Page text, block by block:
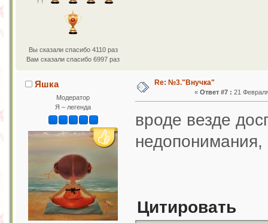
Вы сказали спасибо 4110 раз
Вам сказали спасибо 6997 раз
Яшка
Модератор
Я – легенда
Re: №3."Внучка"
« Ответ #7 : 21
вроде везде
недопонимания,
Цитировать